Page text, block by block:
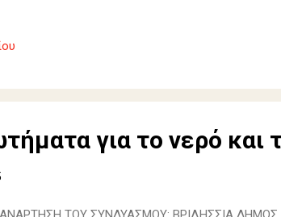
για το νερό και